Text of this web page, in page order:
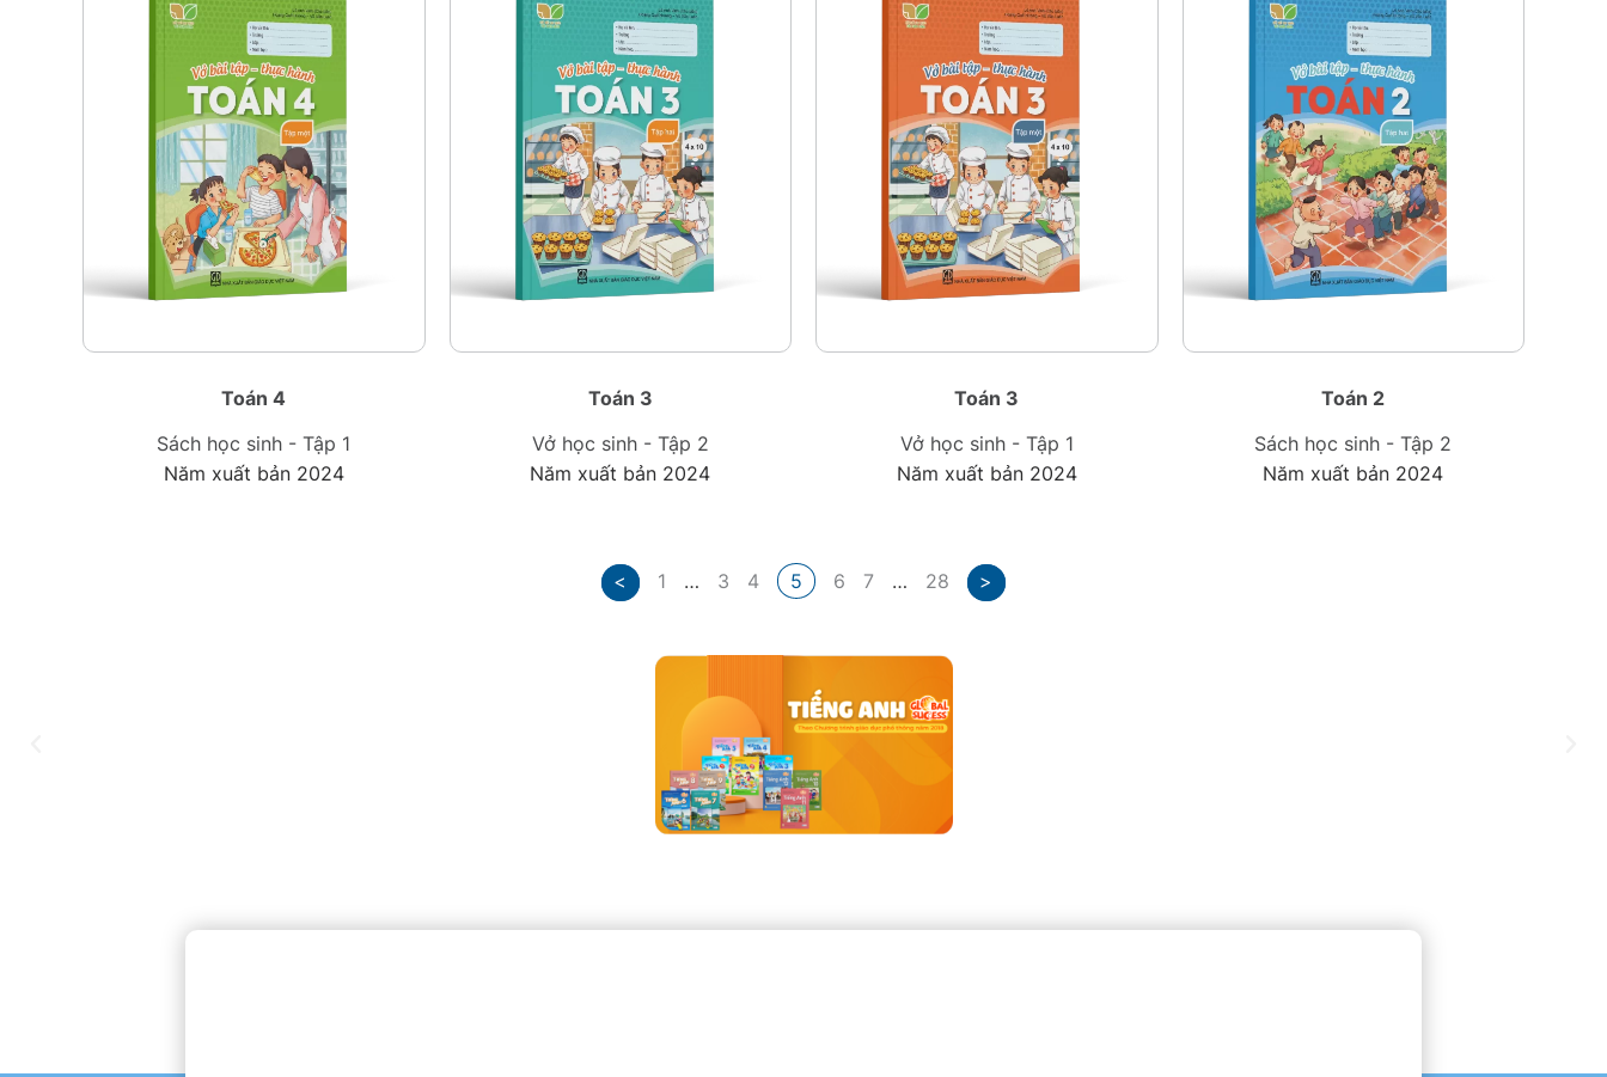
Toán 4
Sách học sinh - Tập 1
Năm xuất bản 2024
Toán 3
Vở học sinh - Tập 2
Năm xuất bản 2024
Toán 3
Vở học sinh - Tập 1
Năm xuất bản 2024
Toán 2
Sách học sinh - Tập 2
Năm xuất bản 2024
< 1 … 3 4 5 6 7 … 28 >